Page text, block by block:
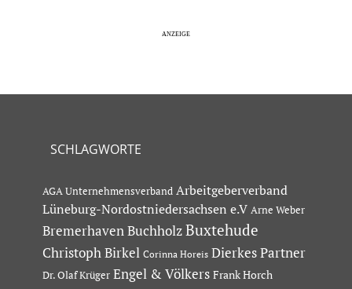
SCHLAGWORTE
AGA Unternehmensverband Arbeitgeberverband
Lüneburg-Nordostniedersachsen e.V Arne Weber
Bremerhaven Buchholz Buxtehude
Christoph Birkel Corinna Horeis Dierkes Partner
Dr. Olaf Krüger Engel & Völkers Frank Horch